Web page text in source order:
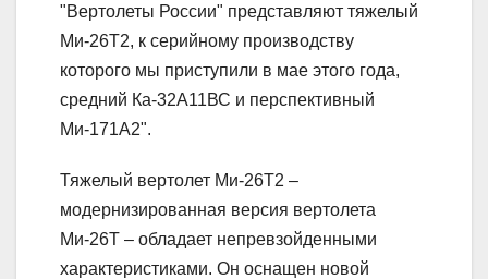
"Вертолеты России" представляют тяжелый
Ми-26Т2, к серийному производству
которого мы приступили в мае этого года,
средний Ка-32А11ВС и перспективный
Ми-171А2".
Тяжелый вертолет Ми-26Т2 –
модернизированная версия вертолета
Ми-26Т – обладает непревзойденными
характеристиками. Он оснащен новой